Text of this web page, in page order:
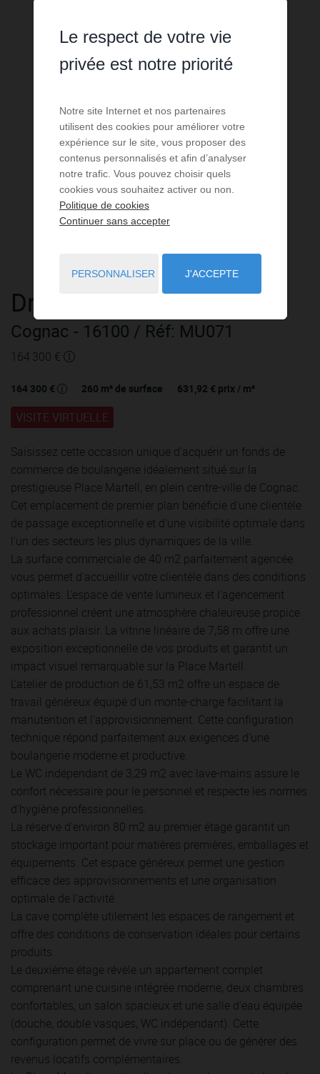
Droit au bail à vendre
Cognac - 16100 / Réf: MU071
164 300 €
164 300 € 260 m² de surface 631,92 € prix / m²
VISITE VIRTUELLE
Saisissez cette occasion unique d'acquérir un fonds de
commerce de boulangerie idéalement situé sur la
prestigieuse Place Martell, en plein centre-ville de Cognac.
Cet emplacement de premier plan bénéficie d'une clientèle
de passage exceptionnelle et d'une visibilité optimale dans
l'un des secteurs les plus dynamiques de la ville.
La surface commerciale de 40 m2 parfaitement agencée
vous permet d'accueillir votre clientèle dans des conditions
optimales. L'espace de vente lumineux et l'agencement
professionnel créent une atmosphère chaleureuse propice
aux achats plaisir. La vitrine linéaire de 7,58 m offre une
exposition exceptionnelle de vos produits et garantit un
impact visuel remarquable sur la Place Martell.
L'atelier de production de 61,53 m2 offre un espace de
travail généreux équipé d'un monte-charge facilitant la
manutention et l'approvisionnement. Cette configuration
technique répond parfaitement aux exigences d'une
boulangerie moderne et productive.
Le WC indépendant de 3,29 m2 avec lave-mains assure le
confort nécessaire pour le personnel et respecte les normes
d'hygiène professionnelles.
La réserve d'environ 80 m2 au premier étage garantit un
stockage important pour matières premières, emballages et
équipements. Cet espace généreux permet une gestion
efficace des approvisionnements et une organisation
optimale de l'activité.
La cave complète utilement les espaces de rangement et
offre des conditions de conservation idéales pour certains
produits.
Le deuxième étage révèle un appartement complet
comprenant une cuisine intégrée moderne, deux chambres
confortables, un salon spacieux et une salle d'eau équipée
(douche, double vasques, WC indépendant). Cette
configuration permet de vivre sur place ou de générer des
revenus locatifs complémentaires.
Le respect de votre vie
privée est notre priorité
Notre site Internet et nos partenaires
utilisent des cookies pour améliorer votre
expérience sur le site, vous proposer des
contenus personnalisés et afin d’analyser
notre trafic. Vous pouvez choisir quels
cookies vous souhaitez activer ou non.
Politique de cookies
Continuer sans accepter
PERSONNALISER J'ACCEPTE